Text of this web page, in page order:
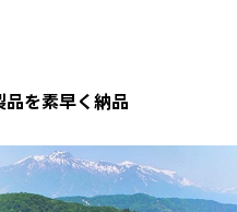
品を素早く納品